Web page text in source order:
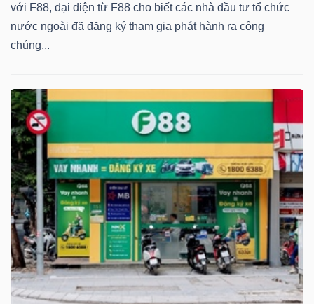
với F88, đại diện từ F88 cho biết các nhà đầu tư tổ chức
nước ngoài đã đăng ký tham gia phát hành ra công
chúng...
Sách
chính
Công
cụ
đầu
tư